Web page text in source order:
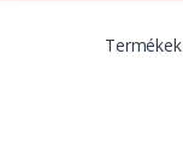
Termékek